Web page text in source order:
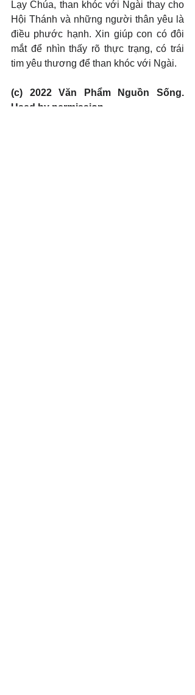
Lạy Chúa, than khóc với Ngài thay cho
Hội Thánh và những người thân yêu là
điều phước hạnh. Xin giúp con có đôi
mắt để nhìn thấy rõ thực trạng, có trái
tim yêu thương để than khóc với Ngài.
(c) 2022 Văn Phẩm Nguồn Sống.
Used by permission.